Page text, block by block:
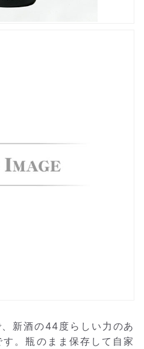
新酒の44度らしい力のあ
。瓶のまま保存して自家